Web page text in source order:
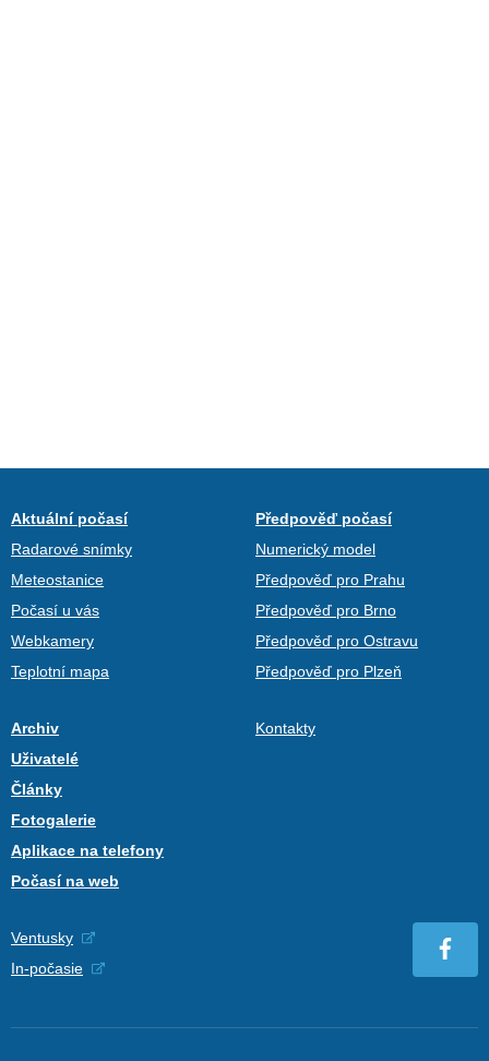
Aktuální počasí
Radarové snímky
Meteostanice
Počasí u vás
Webkamery
Teplotní mapa
Předpověď počasí
Numerický model
Předpověď pro Prahu
Předpověď pro Brno
Předpověď pro Ostravu
Předpověď pro Plzeň
Archiv
Uživatelé
Články
Fotogalerie
Aplikace na telefony
Počasí na web
Kontakty
Ventusky
In-počasie